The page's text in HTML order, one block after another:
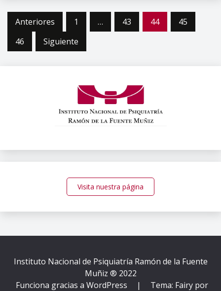
Paginación
de
entradas
Anteriores 1 … 43 44
45
46
Siguiente
Visita nuestra página
Instituto Nacional de Psiquiatría Ramón de la Fuente
Muñiz ® 2022
Funciona gracias a WordPress
| Tema: Fairy por